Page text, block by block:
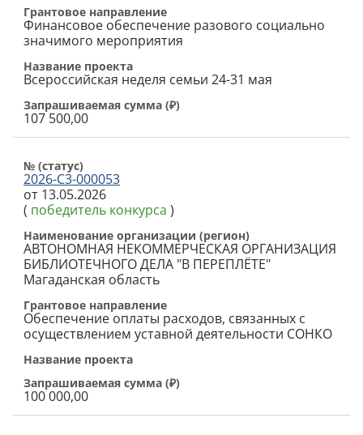
Грантовое направление
Финансовое обеспечение разового социально
значимого мероприятия
Название проекта
Всероссийская неделя семьи 24-31 мая
Запрашиваемая сумма (₽)
107 500,00
№ (cтатус)
2026-С3-000053
от 13.05.2026
( победитель конкурса )
Наименование организации (регион)
АВТОНОМНАЯ НЕКОММЕРЧЕСКАЯ ОРГАНИЗАЦИЯ
БИБЛИОТЕЧНОГО ДЕЛА "В ПЕРЕПЛЁТЕ"
Магаданская область
Грантовое направление
Обеспечение оплаты расходов, связанных с
осуществлением уставной деятельности СОНКО
Название проекта
Запрашиваемая сумма (₽)
100 000,00